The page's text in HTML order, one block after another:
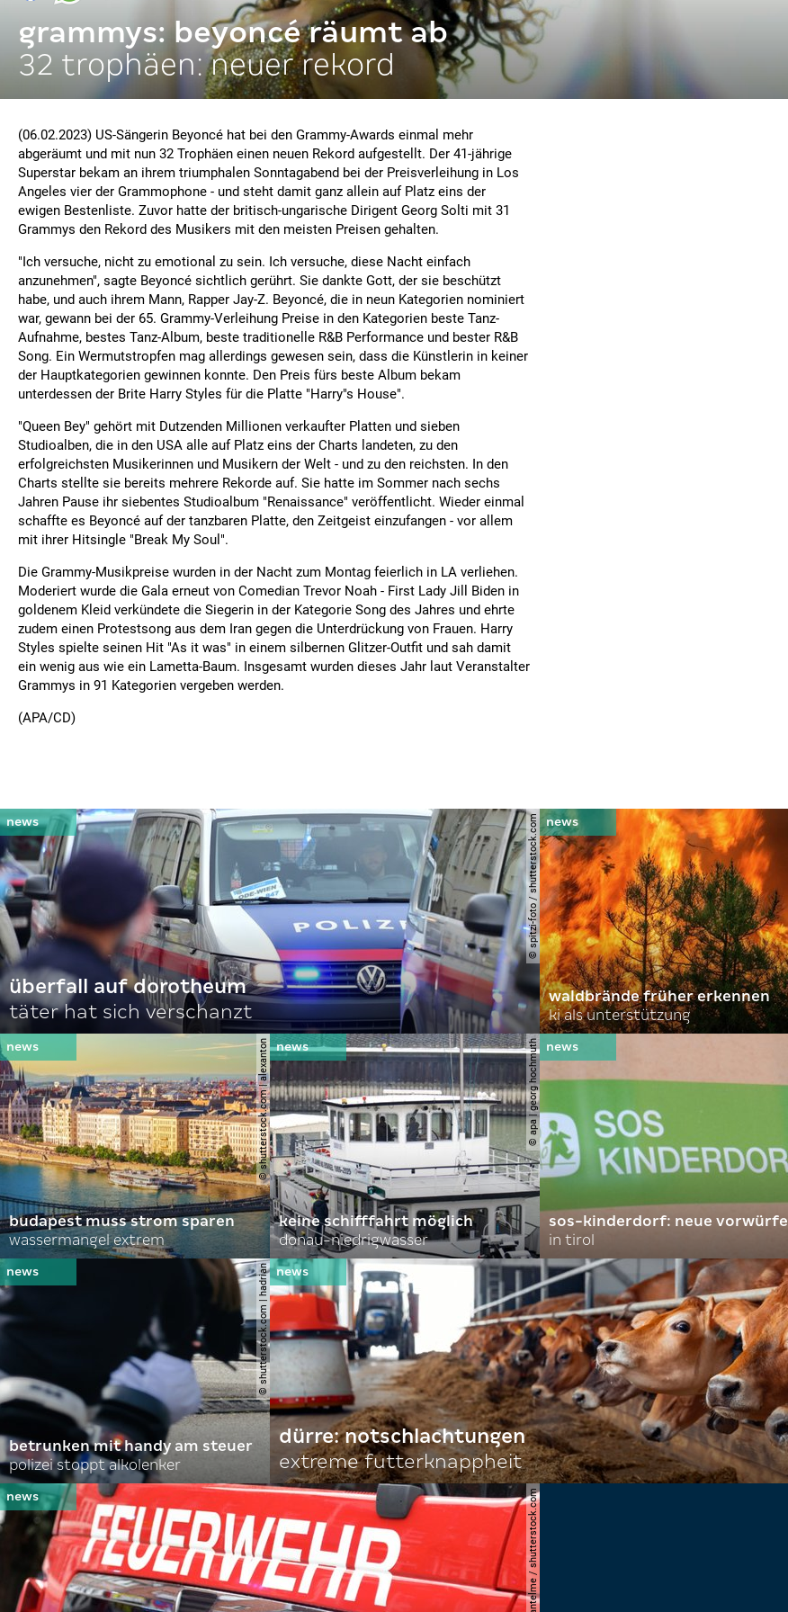
grammys: beyoncé räumt ab
32 trophäen: neuer rekord
(06.02.2023) US-Sängerin Beyoncé hat bei den Grammy-Awards einmal mehr
abgeräumt und mit nun 32 Trophäen einen neuen Rekord aufgestellt. Der 41-jährige
Superstar bekam an ihrem triumphalen Sonntagabend bei der Preisverleihung in Los
Angeles vier der Grammophone - und steht damit ganz allein auf Platz eins der
ewigen Bestenliste. Zuvor hatte der britisch-ungarische Dirigent Georg Solti mit 31
Grammys den Rekord des Musikers mit den meisten Preisen gehalten.
"Ich versuche, nicht zu emotional zu sein. Ich versuche, diese Nacht einfach
anzunehmen", sagte Beyoncé sichtlich gerührt. Sie dankte Gott, der sie beschützt
habe, und auch ihrem Mann, Rapper Jay-Z. Beyoncé, die in neun Kategorien nominiert
war, gewann bei der 65. Grammy-Verleihung Preise in den Kategorien beste Tanz-
Aufnahme, bestes Tanz-Album, beste traditionelle R&B Performance und bester R&B
Song. Ein Wermutstropfen mag allerdings gewesen sein, dass die Künstlerin in keiner
der Hauptkategorien gewinnen konnte. Den Preis fürs beste Album bekam
unterdessen der Brite Harry Styles für die Platte "Harry"s House".
"Queen Bey" gehört mit Dutzenden Millionen verkaufter Platten und sieben
Studioalben, die in den USA alle auf Platz eins der Charts landeten, zu den
erfolgreichsten Musikerinnen und Musikern der Welt - und zu den reichsten. In den
Charts stellte sie bereits mehrere Rekorde auf. Sie hatte im Sommer nach sechs
Jahren Pause ihr siebentes Studioalbum "Renaissance" veröffentlicht. Wieder einmal
schaffte es Beyoncé auf der tanzbaren Platte, den Zeitgeist einzufangen - vor allem
mit ihrer Hitsingle "Break My Soul".
Die Grammy-Musikpreise wurden in der Nacht zum Montag feierlich in LA verliehen.
Moderiert wurde die Gala erneut von Comedian Trevor Noah - First Lady Jill Biden in
goldenem Kleid verkündete die Siegerin in der Kategorie Song des Jahres und ehrte
zudem einen Protestsong aus dem Iran gegen die Unterdrückung von Frauen. Harry
Styles spielte seinen Hit "As it was" in einem silbernen Glitzer-Outfit und sah damit
ein wenig aus wie ein Lametta-Baum. Insgesamt wurden dieses Jahr laut Veranstalter
Grammys in 91 Kategorien vergeben werden.
(APA/CD)
© spitzi-foto / shutterstock.com
überfall auf dorotheum
täter hat sich verschanzt
waldbrände früher erkennen
ki als unterstützung
© shutterstock.com | alexanton
budapest muss strom sparen
wassermangel extrem
© apa | georg hochmuth
keine schifffahrt möglich
donau-niedrigwasser
sos-kinderdorf: neue vorwürfe
in tirol
© shutterstock.com | hadrian
betrunken mit handy am steuer
polizei stoppt alkolenker
dürre: notschlachtungen
extreme futterknappheit
© joerg lantelme / shutterstock.com